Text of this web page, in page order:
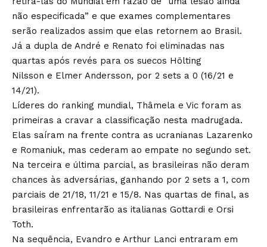
não especificada” e que exames complementares
serão realizados assim que elas retornem ao Brasil.
Já a dupla de André e Renato foi eliminadas nas
quartas após revés para os suecos Hölting
Nilsson e Elmer Andersson, por 2 sets a 0 (16/21 e
14/21).
Líderes do ranking mundial, Thâmela e Vic foram as
primeiras a cravar a classificação nesta madrugada.
Elas saíram na frente contra as ucranianas Lazarenko
e Romaniuk, mas cederam ao empate no segundo set.
Na terceira e última parcial, as brasileiras não deram
chances às adversárias, ganhando por 2 sets a 1, com
parciais de 21/18, 11/21 e 15/8. Nas quartas de final, as
brasileiras enfrentarão as italianas Gottardi e Orsi
Toth.
Na sequência, Evandro e Arthur Lanci entraram em